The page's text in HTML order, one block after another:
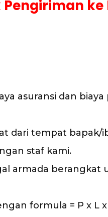
ke
asuransi dan biaya
dari tempat bapak/
staf kami.
armada berangkat
formula = P x L